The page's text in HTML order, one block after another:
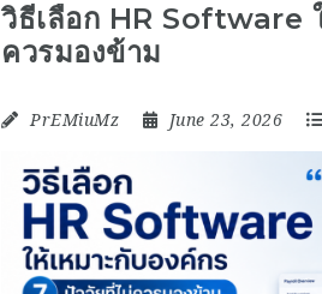
วิธีเลือก HR Software
ควรมองข้าม
PrEMiuMz June 23, 2026